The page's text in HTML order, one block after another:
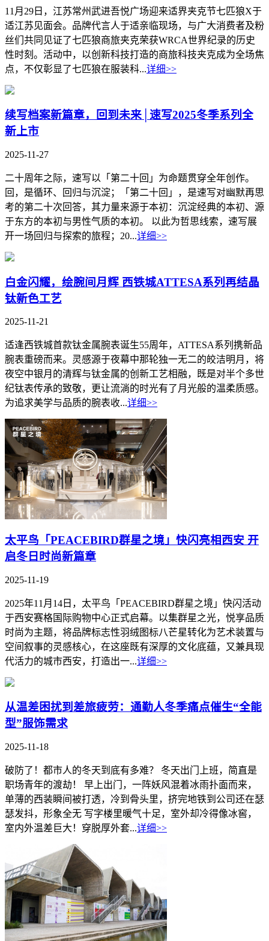
11月29日，江苏常州武进吾悦广场迎来适界夹克节七匹狼X于
适江苏见面会。品牌代言人于适亲临现场，与广大消费者及粉
丝们共同见证了七匹狼商旅夹克荣获WRCA世界纪录的历史
性时刻。活动中，以创新科技打造的商旅科技夹克成为全场焦
点，不仅彰显了七匹狼在服装科...详细>>
续写档案新篇章，回到未来│速写2025冬季系列全
新上市
2025-11-27
二十周年之际，速写以「第二十回」为命题贯穿全年创作。
回，是循环、回归与沉淀；「第二十回」，是速写对幽默再思
考的第二十次回答，其力量来源于本初：沉淀经典的本初、源
于东方的本初与男性气质的本初。 以此为哲思线索，速写展
开一场回归与探索的旅程；20...详细>>
白金闪耀，绘腕间月辉 西铁城ATTESA系列再结晶
钛新色工艺
2025-11-21
适逢西铁城首款钛金属腕表诞生55周年，ATTESA系列携新品
腕表重磅而来。灵感源于夜幕中那轮独一无二的皎洁明月，将
夜空中银月的清辉与钛金属的创新工艺相融，既是对半个多世
纪钛表传承的致敬，更让流淌的时光有了月光般的温柔质感。
为追求美学与品质的腕表收...详细>>
太平鸟「PEACEBIRD群星之境」快闪亮相西安 开
启冬日时尚新篇章
2025-11-19
2025年11月14日，太平鸟「PEACEBIRD群星之境」快闪活动
于西安赛格国际购物中心正式启幕。以集群星之光，悦享品质
时尚为主题，将品牌标志性羽绒图标八芒星转化为艺术装置与
空间叙事的灵感核心，在这座既有深厚的文化底蕴，又兼具现
代活力的城市西安，打造出一...详细>>
从温差困扰到差旅疲劳：通勤人冬季痛点催生“全能
型”服饰需求
2025-11-18
破防了！都市人的冬天到底有多难？ 冬天出门上班，简直是
职场青年的渡劫！ 早上出门，一阵妖风混着冰雨扑面而来，
单薄的西装瞬间被打透，冷到骨头里，挤完地铁到公司还在瑟
瑟发抖，形象全无 写字楼里暖气十足，室外却冷得像冰窖，
室内外温差巨大！穿脱厚外套...详细>>